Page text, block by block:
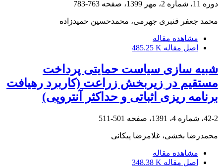
دوره 11، شماره 2، مهر 1399، صفحه 763-783
محمد جعفر قنبری جهرمی، محمدحسین حمیدزاده
مشاهده مقاله
اصل مقاله 485.25 K
شبیه سازی سیاست حمایتی پرداخت
مستقیم در زیربخش زراعت (کاربرد رهیافت
برنامه ریزی اثباتی و حداکثر آنتروپی)
42-2، شماره 4، 1391، صفحه 501-511
محمدرضا بخشی، غلامرضا پیکانی
مشاهده مقاله
اصل مقاله 348.38 K